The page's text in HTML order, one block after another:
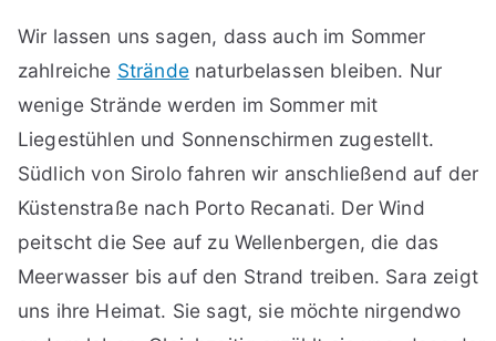
Wir lassen uns sagen, dass auch im Sommer
zahlreiche Strändenaturbelassen bleiben. Nur
wenige Strände werden im Sommer mit
Liegestühlen und Sonnenschirmen zugestellt.
Südlich von Sirolo fahren wir anschließend auf der
Küstenstraße nach Porto Recanati. Der Wind
peitscht die See auf zu Wellenbergen, die das
Meerwasser bis auf den Strand treiben. Sara zeigt
uns ihre Heimat. Sie sagt, sie möchte nirgendwo